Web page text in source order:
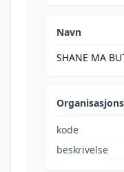
Navn
SHANE MA
kode
beskrivelse